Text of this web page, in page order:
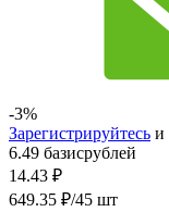
-3%
Зарегистрируйтесь и
6.49 базисрублей
14.43 ₽
649.35 ₽/45 шт